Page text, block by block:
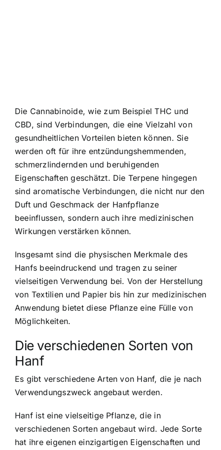
Die Cannabinoide, wie zum Beispiel THC und
CBD, sind Verbindungen, die eine Vielzahl von
gesundheitlichen Vorteilen bieten können. Sie
werden oft für ihre entzündungshemmenden,
schmerzlindernden und beruhigenden
Eigenschaften geschätzt. Die Terpene hingegen
sind aromatische Verbindungen, die nicht nur den
Duft und Geschmack der Hanfpflanze
beeinflussen, sondern auch ihre medizinischen
Wirkungen verstärken können.
Insgesamt sind die physischen Merkmale des
Hanfs beeindruckend und tragen zu seiner
vielseitigen Verwendung bei. Von der Herstellung
von Textilien und Papier bis hin zur medizinischen
Anwendung bietet diese Pflanze eine Fülle von
Möglichkeiten.
Die verschiedenen Sorten von
Hanf
Es gibt verschiedene Arten von Hanf, die je nach
Verwendungszweck angebaut werden.
Hanf ist eine vielseitige Pflanze, die in
verschiedenen Sorten angebaut wird. Jede Sorte
hat ihre eigenen einzigartigen Eigenschaften und